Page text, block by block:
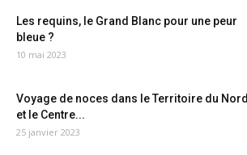
Les requins, le Grand Blanc pour une peur
bleue ?
10 mai 2023
Voyage de noces dans le Territoire du Nord
et le Centre...
25 janvier 2023